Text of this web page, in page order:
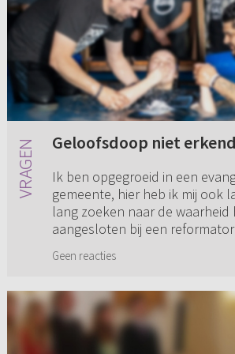
Geloofsdoop niet erkend
Ik ben opgegroeid in een
gemeente, hier heb ik mij ook
lang zoeken naar de waarheid
aangesloten bij een
Geen reacties